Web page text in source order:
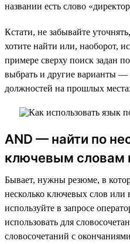
названии есть слово
Кстати, не забывайте
хотите найти или, наоборот,
примере сверху поиск задан
выбрать и другие варианты
должностей на прошлых
AND — найти по
ключевым словам
Бывает, нужны резюме, в
несколько ключевых слов
используйте в запросе
использовать для
словосочетаний с